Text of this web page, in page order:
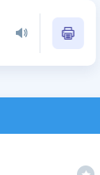
YDS - YÖKDİL
İngilizce Gramer